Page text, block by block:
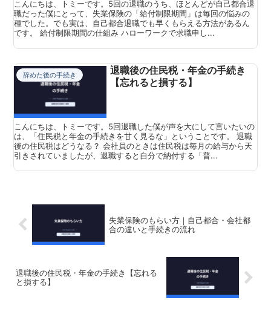
こんにちは、トミーです。5回の退職のうち、ほとんどが自己都合退
職だった僕にとって、失業保険の「給付制限期間」は毎回の悩みの
種でした。でも実は、自己都合退職でも早くもらえる方法があるん
です。 給付制限期間の仕組み ハローワークで求職申し...
辞めた後の手続き
退職後の住民税・年金の手続き
【忘れると損する】
こんにちは、トミーです。5回退職した僕が声を大にして言いたいの
は、「住民税と年金の手続きを甘く見るな」ということです。 退職
後の住民税はどうなる？ 会社員のときは住民税は毎月の給与から天
引きされていましたが、退職すると自分で納付する「普...
失業保険のもらい方｜自己都合・会社都
合の違いと手続きの流れ
退職後の住民税・年金の手続き【忘れる
と損する】